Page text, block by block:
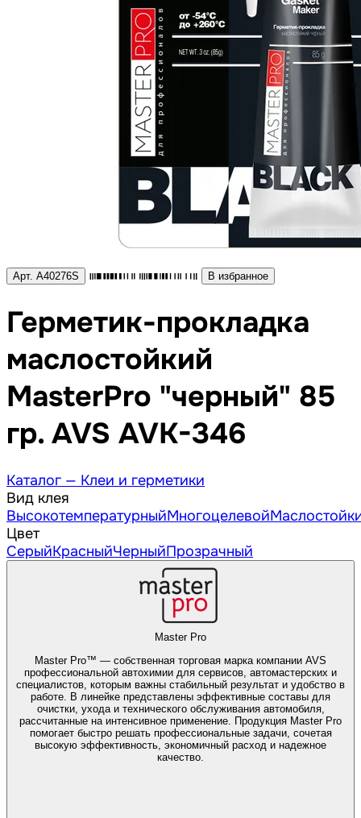
Арт. A40276S В избранное
Герметик-прокладка
маслостойкий
MasterPro "черный" 85
гр. AVS AVK-346
Каталог — Клеи и герметики
Вид клея
ВысокотемпературныйМногоцелевой
Цвет
СерыйКрасныйЧерныйПрозрачный
Master Pro
Master Pro™ — собственная торговая марка компании AVS
профессиональной автохимии для сервисов, автомастерских и
специалистов, которым важны стабильный результат и удобство в
работе. В линейке представлены эффективные составы для
очистки, ухода и технического обслуживания автомобиля,
рассчитанные на интенсивное применение. Продукция Master Pro
помогает быстро решать профессиональные задачи, сочетая
высокую эффективность, экономичный расход и надежное
качество.